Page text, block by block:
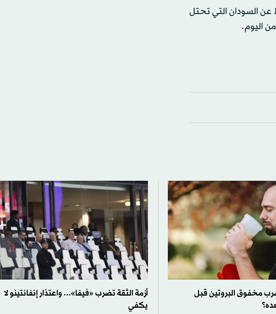
عن السودان التي تحتل
مخفوق البروتين قبل
أزمة الثقة تضرب «فيفا»... واعتذار إنفانتينو لا
يكفي